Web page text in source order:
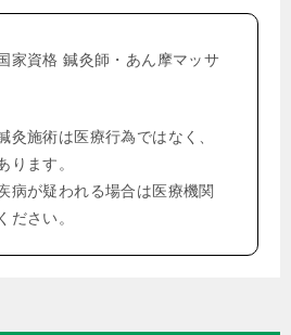
家資格 鍼灸師・あん摩マッサ
灸施術は医療行為ではなく、
ります。
病が疑われる場合は医療機関
ださい。